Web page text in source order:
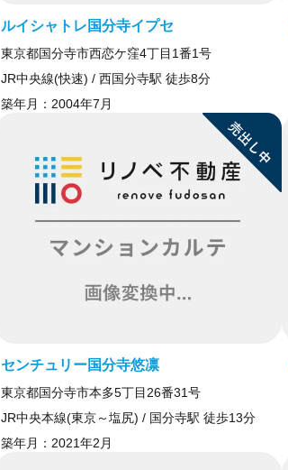
ルイシャトレ国分寺イプセ
東京都国分寺市西恋ケ窪4丁目1番1号
JR中央線(快速) / 西国分寺駅 徒歩8分
築年月： 2004年7月
センチュリー国分寺悠凛
東京都国分寺市本多5丁目26番31号
JR中央本線(東京～塩尻) / 国分寺駅 徒歩13分
築年月： 2021年2月